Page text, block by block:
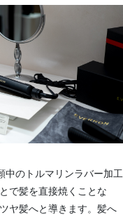
中のトルマリンラバー加工
で髪を直接焼くことな
ヤ髪へと導きます。髪へ